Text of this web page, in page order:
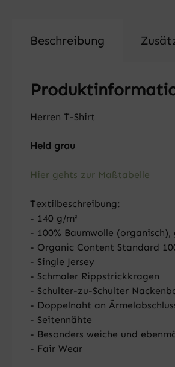
Beschreibung
Herren T-Shirt
Held grau
Hier gehts zur Maßtabelle
Textilbeschreibung:
- 140 g/m²
- 100% Baumwolle
- Organic Content Standard
- Single Jersey
- Schmaler Rippstrickkragen
- Schulter-zu-Schulter
- Doppelnaht an
- Seitennähte
- Besonders weiche und
- Fair Wear